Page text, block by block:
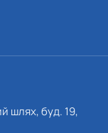
шлях, буд. 19,